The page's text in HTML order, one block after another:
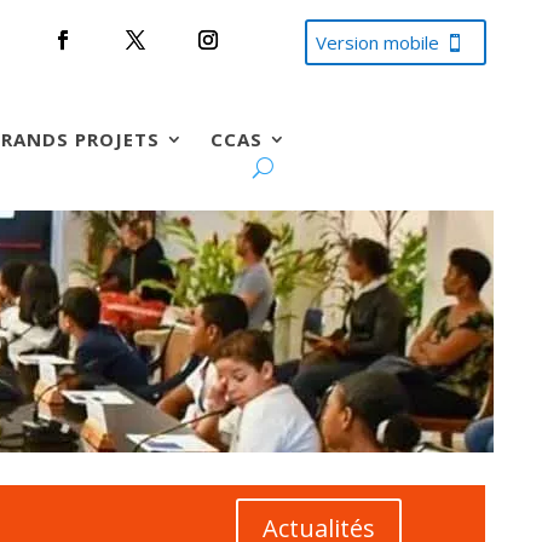
Version mobile
PROJETS CCAS
Actualités